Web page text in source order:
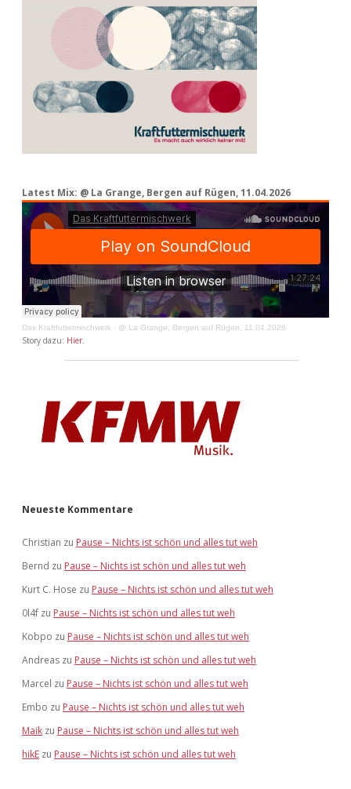
Latest Mix: @ La Grange, Bergen auf Rügen, 11.04.2026
Das Kraftfuttermischwerk · @ La Grange, Bergen auf Rügen, 11.04.2026
Story dazu: Hier.
Neueste Kommentare
Christian zu Pause – Nichts ist schön und alles tut weh
Bernd zu Pause – Nichts ist schön und alles tut weh
Kurt C. Hose zu Pause – Nichts ist schön und alles tut weh
0l4f zu Pause – Nichts ist schön und alles tut weh
Kobpo zu Pause – Nichts ist schön und alles tut weh
Andreas zu Pause – Nichts ist schön und alles tut weh
Marcel zu Pause – Nichts ist schön und alles tut weh
Embo zu Pause – Nichts ist schön und alles tut weh
Maik zu Pause – Nichts ist schön und alles tut weh
hikE zu Pause – Nichts ist schön und alles tut weh